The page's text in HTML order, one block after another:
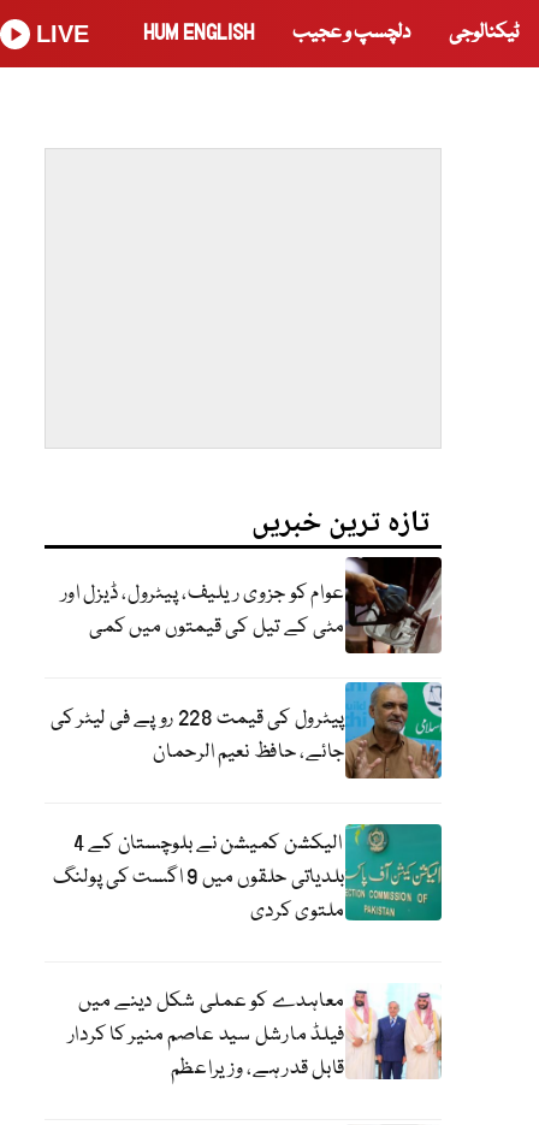
ٹیکنالوجی دلچسپ و عجیب HUM ENGLISH
LIVE
تازہ ترین خبریں
عوام کو جزوی ریلیف، پیٹرول، ڈیزل اور
مٹی کے تیل کی قیمتوں میں کمی
پیٹرول کی قیمت 228 روپے فی لیٹر کی
جائے، حافظ نعیم الرحمان
الیکشن کمیشن نے بلوچستان کے 4
بلدیاتی حلقوں میں 9 اگست کی پولنگ
ملتوی کردی
معاہدے کو عملی شکل دینے میں
فیلڈ مارشل سید عاصم منیر کا کردار
قابل قدر ہے، وزیراعظم